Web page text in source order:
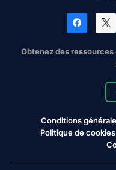
Obtenez des
Conditions
Politique de cookies